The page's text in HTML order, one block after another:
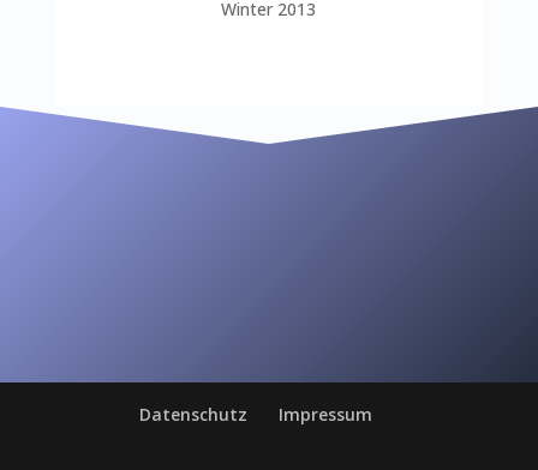
Winter 2013
Datenschutz Impressum